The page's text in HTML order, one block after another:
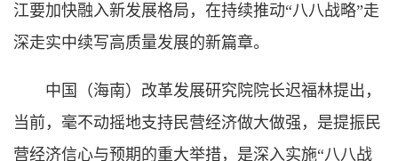
江要加快融入新发展格局，在持续推动“八八战略”走
深走实中续写高质量发展的新篇章。
中国（海南）改革发展研究院院长迟福林提出，
当前，毫不动摇地支持民营经济做大做强，是提振民
营经济信心与预期的重大举措，是深入实施“八八战